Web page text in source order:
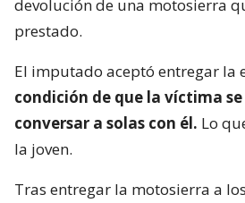
devolución de una motosierra
prestado.
El imputado aceptó entregar la
condición de que la víctima
conversar a solas con él. Lo
la joven.
Tras entregar la motosierra a